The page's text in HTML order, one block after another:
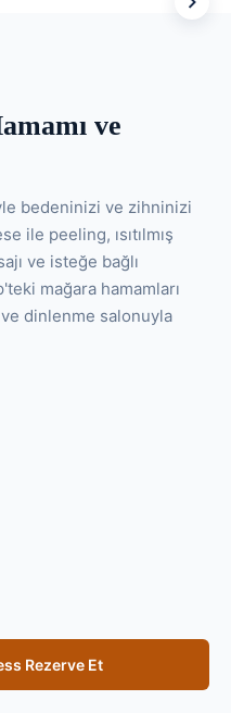
ve
bedeninizi ve zihninizi
ile peeling, ısıtılmış
ve isteğe bağlı
mağara hamamları
dinlenme salonuyla
Rezerve Et